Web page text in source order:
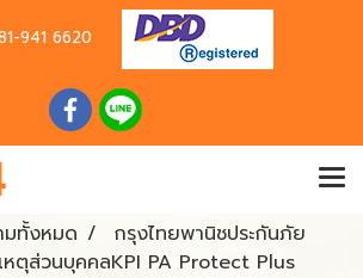
941 6620
มทั้งหมด
กรุงไทยพานิชประกันภัย
หตุส่วนบุคคลKPI PA Protect Plus